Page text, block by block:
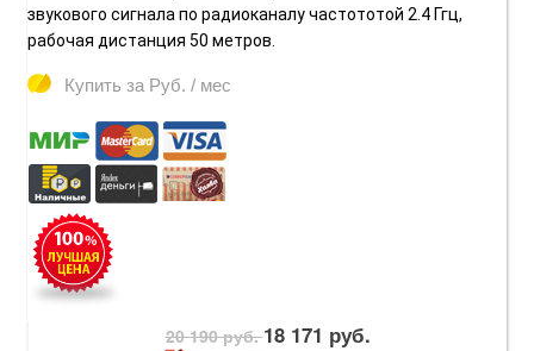
звукового сигнала по радиоканалу частототой 2.4 Ггц,
рабочая дистанция 50 метров.
Купить за Руб. / мес
20 190 руб.18 171 руб.